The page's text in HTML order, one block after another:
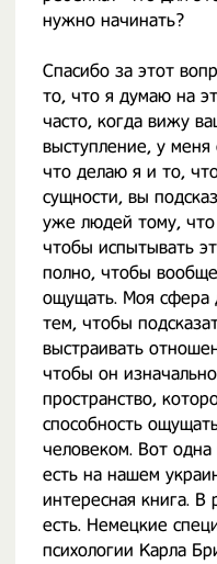
нужно начинать?
Спасибо за этот
то, что я думаю на
часто, когда вижу
выступление, у меня
что делаю я и то,
сущности, вы
уже людей тому, что
чтобы испытывать
полно, чтобы
ощущать. Моя сфера
тем, чтобы
выстраивать
чтобы он
пространство,
способность
человеком. Вот
есть на нашем
интересная книга.
есть. Немецкие
психологии Карла